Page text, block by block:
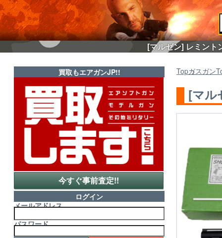
[マルゼン] レミント
Topガスガン
[マル
買取もエアガンJP!!
今すぐ事前査定!!
ログイン
メールアドレス
パスワード